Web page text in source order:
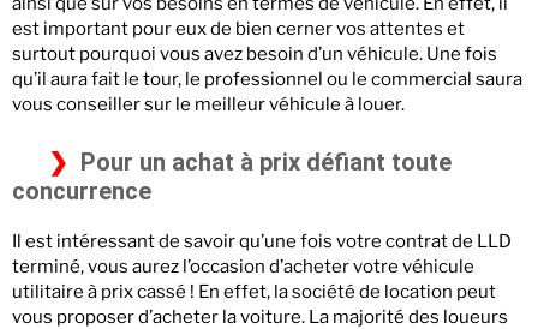
est important pour eux de bien cerner vos attentes et
surtout pourquoi vous avez besoin d’un véhicule. Une fois
qu’il aura fait le tour, le professionnel ou le commercial saura
vous conseiller sur le meilleur véhicule à louer.
Pour un achat à prix défiant toute
concurrence
Il est intéressant de savoir qu’une fois votre contrat de LLD
terminé, vous aurez l’occasion d’acheter votre véhicule
utilitaire à prix cassé ! En effet, la société de location peut
vous proposer d’acheter la voiture. La majorité des loueurs